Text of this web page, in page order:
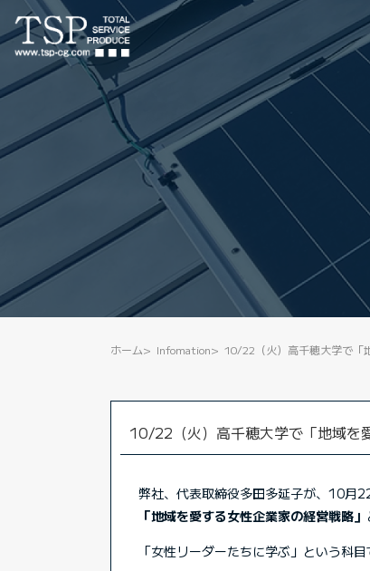
ホーム Infomation 10/22（火）高千穂大学で「
10/22（火）高千穂大学で「地域を
弊社、代表取締役多田多延子が、10月
「地域を愛する女性企業家の経営戦略」
「女性リーダーたちに学ぶ」という科